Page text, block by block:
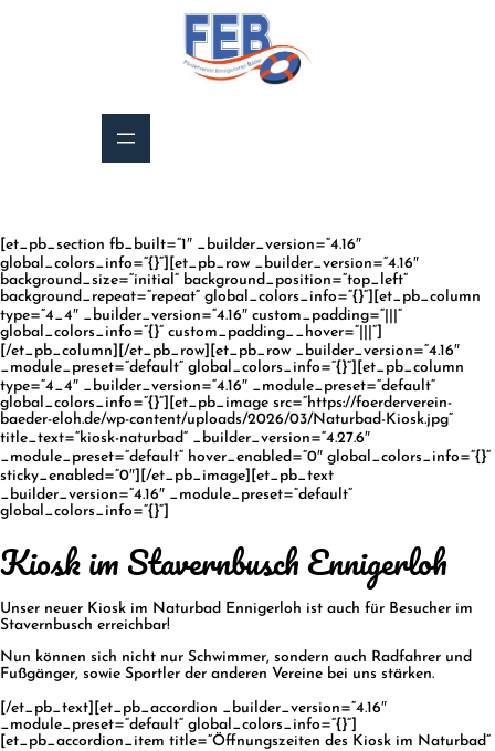
[et_pb_section fb_built=“1″ _builder_version=“4.16″
global_colors_info=“{}“][et_pb_row _builder_version=“4.16″
background_size=“initial“ background_position=“top_left“
background_repeat=“repeat“ global_colors_info=“{}“][et_pb_column
type=“4_4″ _builder_version=“4.16″ custom_padding=“|||“
global_colors_info=“{}“ custom_padding__hover=“|||“]
[/et_pb_column][/et_pb_row][et_pb_row _builder_version=“4.16″
_module_preset=“default“ global_colors_info=“{}“][et_pb_column
type=“4_4″ _builder_version=“4.16″ _module_preset=“default“
global_colors_info=“{}“][et_pb_image src=“https://foerderverein-
baeder-eloh.de/wp-content/uploads/2026/03/Naturbad-Kiosk.jpg“
title_text=“kiosk-naturbad“ _builder_version=“4.27.6″
_module_preset=“default“ hover_enabled=“0″ global_colors_info=“{}“
sticky_enabled=“0″][/et_pb_image][et_pb_text
_builder_version=“4.16″ _module_preset=“default“
global_colors_info=“{}“]
Kiosk im Stavernbusch Ennigerloh
Unser neuer Kiosk im Naturbad Ennigerloh ist auch für Besucher im
Stavernbusch erreichbar!
Nun können sich nicht nur Schwimmer, sondern auch Radfahrer und
Fußgänger, sowie Sportler der anderen Vereine bei uns stärken.
[/et_pb_text][et_pb_accordion _builder_version=“4.16″
_module_preset=“default“ global_colors_info=“{}“]
[et_pb_accordion_item title=“Öffnungszeiten des Kiosk im Naturbad“